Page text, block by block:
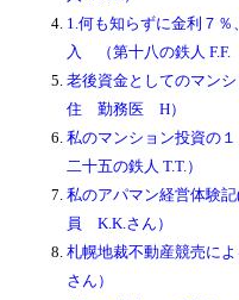
1.何も知らずに金利７
入 （第十八の鉄人
老後資金としてのマン
住 勤務医 H）
私のマンション投資の
二十五の鉄人 T.T.）
私のアパマン経営体験
員 K.K.さん）
札幌地裁不動産競売に
さん）